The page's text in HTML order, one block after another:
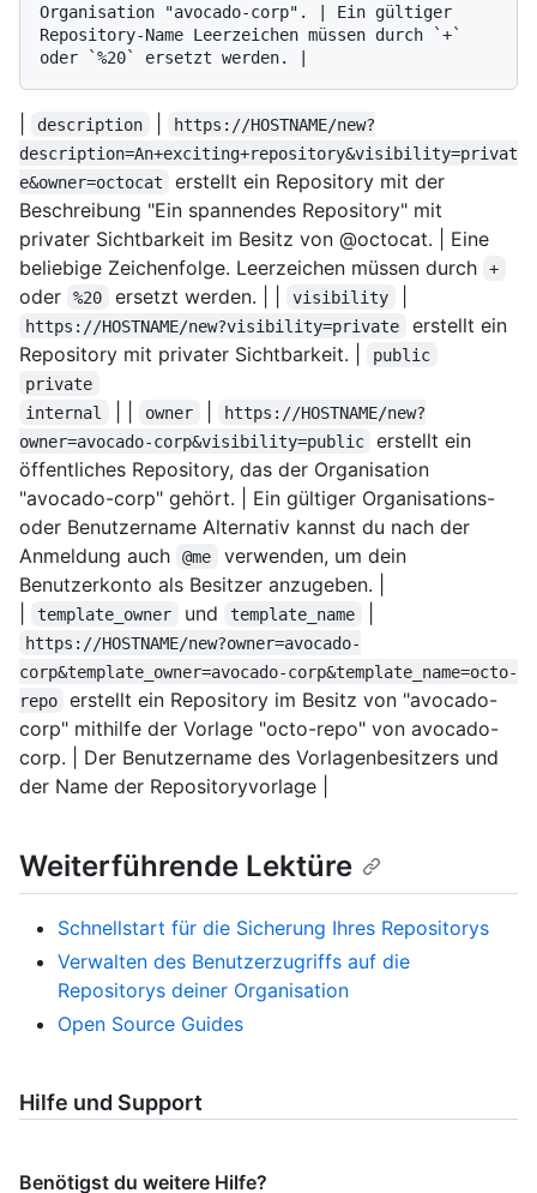
Organisation "avocado-corp". | Ein gültiger
Repository-Name Leerzeichen müssen durch `+`
description
https://HOSTNAME/new?
description=An+exciting+repository&visibility=privat
e&owner=octocat
erstellt ein Repository mit der
Beschreibung "Ein spannendes Repository" mit
privater Sichtbarkeit im Besitz von @octocat. | Eine
beliebige Zeichenfolge. Leerzeichen müssen durch
+
oder %20 ersetzt werden. | | visibility
https://HOSTNAME/new?visibility=private
erstellt ein
Repository mit privater Sichtbarkeit. |
public
private
internal
owner
https://HOSTNAME/new?
owner=avocado-corp&visibility=public
erstellt ein
öffentliches Repository, das der Organisation
"avocado-corp" gehört. | Ein gültiger Organisations-
oder Benutzername Alternativ kannst du nach der
Anmeldung auch
@me
verwenden, um dein
Benutzerkonto als Besitzer anzugeben. |
template_owner und template_name
https://HOSTNAME/new?owner=avocado-
corp&template_owner=avocado-corp&template_name=octo-
repo
erstellt ein Repository im Besitz von "avocado-
corp" mithilfe der Vorlage "octo-repo" von avocado-
corp. | Der Benutzername des Vorlagenbesitzers und
der Name der Repositoryvorlage |
Weiterführende Lektüre
Schnellstart für die Sicherung Ihres Repositorys
Verwalten des Benutzerzugriffs auf die
Repositorys deiner Organisation
Open Source Guides
Hilfe und Support
Benötigst du weitere Hilfe?